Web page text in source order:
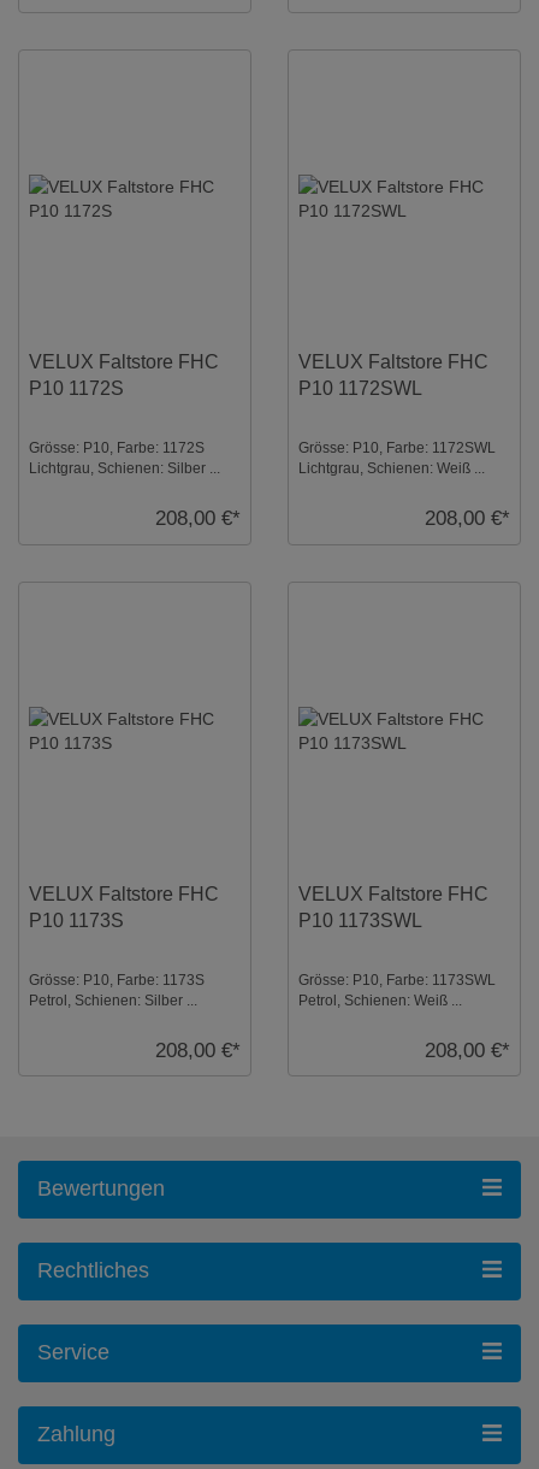
VELUX Faltstore FHC
P10 1172S
Grösse: P10, Farbe: 1172S
Lichtgrau, Schienen: Silber ...
208,00 €*
VELUX Faltstore FHC
P10 1172SWL
Grösse: P10, Farbe: 1172SWL
Lichtgrau, Schienen: Weiß ...
208,00 €*
VELUX Faltstore FHC
P10 1173S
Grösse: P10, Farbe: 1173S
Petrol, Schienen: Silber ...
208,00 €*
VELUX Faltstore FHC
P10 1173SWL
Grösse: P10, Farbe: 1173SWL
Petrol, Schienen: Weiß ...
208,00 €*
Bewertungen
Rechtliches
Service
Zahlung